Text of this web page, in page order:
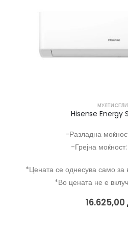
МУЛТИ
Hisense Energy
-Разладна
-Грејна
*Цената се однесува само за
*Во цената не е
16.625,00